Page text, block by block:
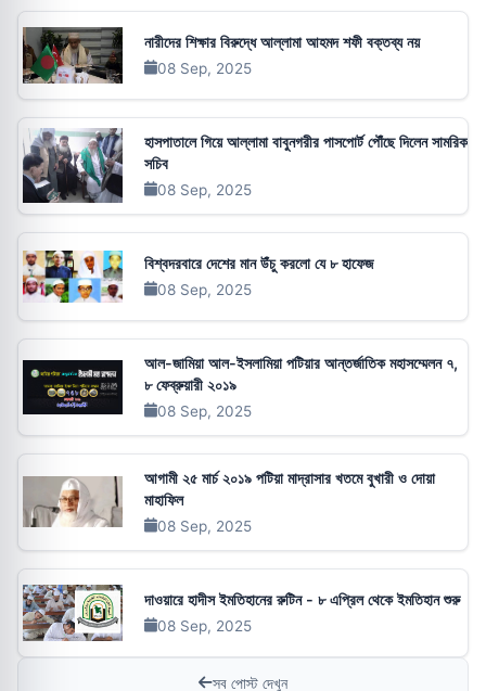
নারীদের শিক্ষার বিরুদ্ধে আল্লামা আহমদ শফী বক্তব্য নয়
08 Sep, 2025
হাসপাতালে গিয়ে আল্লামা বাবুনগরীর পাসপোর্ট পৌঁছে দিলেন সামরিক
সচিব
08 Sep, 2025
বিশ্বদরবারে দেশের মান উঁচু করলো যে ৮ হাফেজ
08 Sep, 2025
আল-জামিয়া আল-ইসলামিয়া পটিয়ার আন্তর্জাতিক মহাসম্মেলন ৭,
৮ ফেব্রুয়ারী ২০১৯
08 Sep, 2025
আগামী ২৫ মার্চ ২০১৯ পটিয়া মাদ্রাসার খতমে বুখারী ও দোয়া
মাহাফিল
08 Sep, 2025
দাওয়ারে হাদীস ইমতিহানের রুটিন - ৮ এপ্রিল থেকে ইমতিহান শুরু
08 Sep, 2025
সব পোস্ট দেখুন